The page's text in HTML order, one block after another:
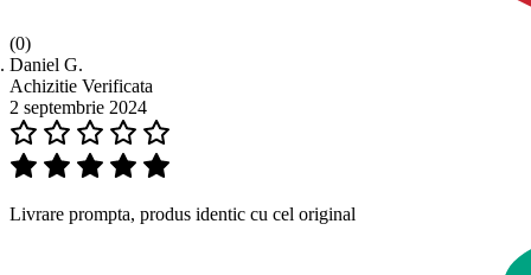
(0)
Daniel G.
Achizitie Verificata
2 septembrie 2024
Livrare prompta, produs identic cu cel original